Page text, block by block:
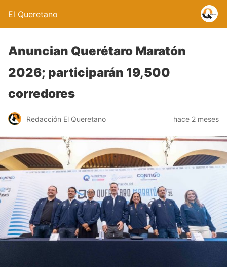
El Queretano
Anuncian Querétaro Maratón
2026; participarán 19,500
corredores
Redacción El Queretano hace 2 meses